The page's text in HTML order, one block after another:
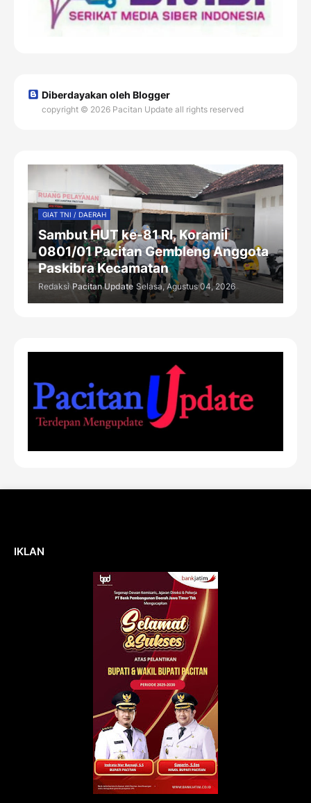
Diberdayakan oleh Blogger
copyright © 2026 Pacitan Update all rights reserved
GIAT TNI / DAERAH
Sambut HUT ke-81 RI, Koramil
0801/01 Pacitan Gembleng Anggota
Paskibra Kecamatan
Redaksi Pacitan Update Selasa, Agustus 04, 2026
IKLAN